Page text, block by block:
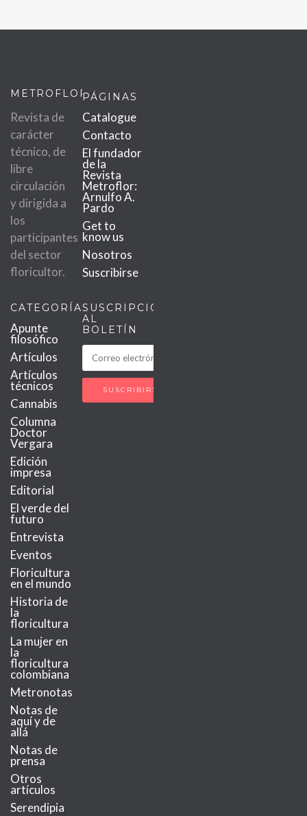
METROFLOR
Revista de
carácter
técnico, de
libre
circulación
y dirigida a
los
participantes
del sector
floricultor.
PÁGINAS
Catalogue
Contacto
El fundador
de la
Revista
Metroflor:
Arnulfo A.
Pardo
Get to
know us
Nosotros
Suscribirse
CATEGORÍAS
Apunte
filosófico
Artículos
Artículos
técnicos
Cannabis
Columna
Doctor
Vergara
Edición
impresa
Editorial
El verde del
futuro
Entrevista
Eventos
Floricultura
en el mundo
Historia de
la
floricultura
La mujer en
la
floricultura
colombiana
Metronotas
Notas de
aquí y de
allá
Notas de
prensa
Otros
artículos
Serendipia
SUSCRIPCIÓN
AL
BOLETÍN